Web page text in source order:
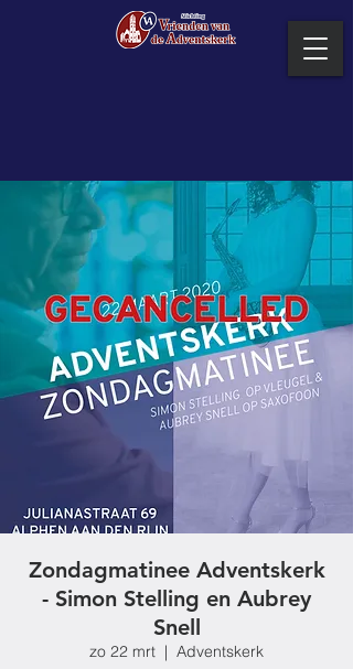
Zondagmatinee Adventskerk
- Simon Stelling en Aubrey
Snell
zo 22 mrt
  |
Adventskerk